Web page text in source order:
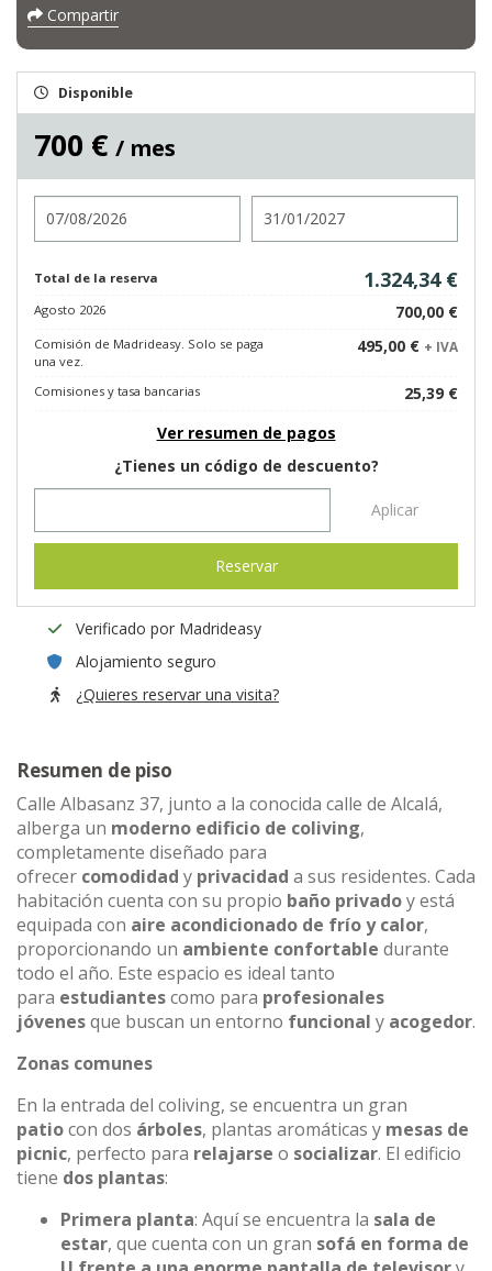
Compartir
Disponible
700 € / mes
Total de la reserva 1.324,34 €
Agosto 2026 700,00 €
Comisión de Madrideasy. Solo se paga
una vez.
495,00 € + IVA
Comisiones y tasa bancarias
25,39 €
Ver resumen de pagos
¿Tienes un código de descuento?
Aplicar
Reservar
Verificado por Madrideasy
Alojamiento seguro
¿Quieres reservar una visita?
Resumen de piso
Calle Albasanz 37, junto a la conocida calle de Alcalá,
alberga un moderno edificio de coliving,
completamente diseñado para
ofrecer comodidad y privacidad a sus residentes. Cada
habitación cuenta con su propio baño privadoy está
equipada con aire acondicionado de frío y calor,
proporcionando un ambiente confortable durante
todo el año. Este espacio es ideal tanto
para estudiantescomo para profesionales
jóvenesque buscan un entorno funcional y acogedor.
Zonas comunes
En la entrada del coliving, se encuentra un gran
patiocon dos árboles, plantas aromáticas y mesas de
picnic, perfecto para relajarse o socializar. El edificio
tiene dos plantas:
Primera planta: Aquí se encuentra la sala de
estar, que cuenta con un gran sofá en forma de